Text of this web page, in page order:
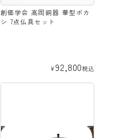
創価学会 高岡銅器 華型ボカ
シ 7点仏具セット
¥92,800税込